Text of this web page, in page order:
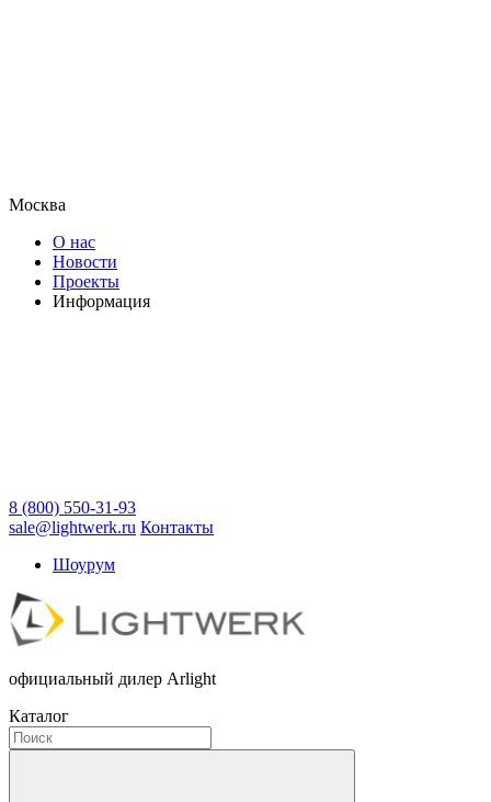
Москва
О нас
Новости
Проекты
Информация
8 (800) 550-31-93
sale@lightwerk.ru Контакты
Шоурум
официальный дилер Arlight
Каталог